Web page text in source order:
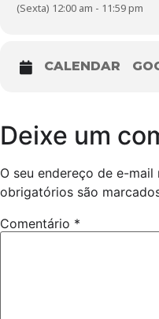
(Sexta) 12:00 am - 11:59 pm
CALENDAR
Deixe um
O seu endereço de e-
obrigatórios são
Comentário *